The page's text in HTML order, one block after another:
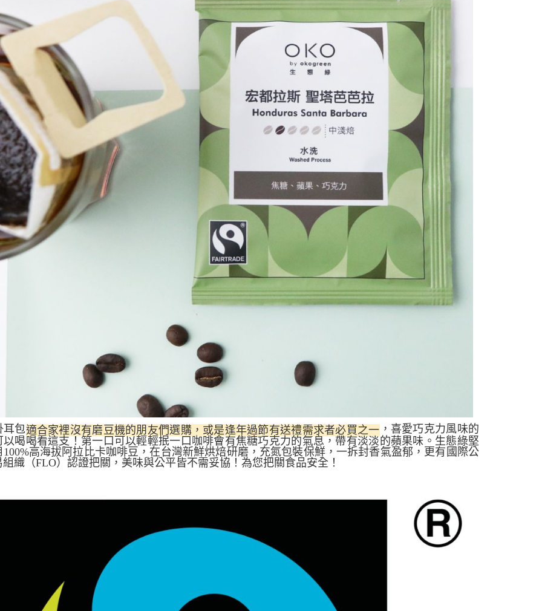
耳包適合家裡沒有磨豆機的朋友們選購，或是逢年過節有送禮需求者必買之一 ，喜愛巧克力風味的
以喝喝看這支！第一口可以輕輕抿一口咖啡會有焦糖巧克力的氣息 ，帶有淡淡的蘋果味 。生態綠堅
100%高海拔阿拉比卡咖啡豆，在台灣新鮮烘焙研磨，充氮包裝保鮮，一拆封香氣盈郁，更有國際公
織（FLO）認證把關，美味與公平皆不需妥協！為您把關食品安全！